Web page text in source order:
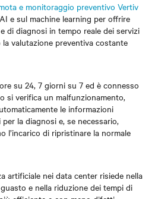
e monitoraggio preventivo Vertiv
e sul machine learning per offrire
di diagnosi in tempo reale dei servizi
valutazione preventiva costante
su 24, 7 giorni su 7 ed è connesso
si verifica un malfunzionamento,
le informazioni
la diagnosi e, se necessario,
l’incarico di ripristinare la normale
artificiale nei data center risiede nella
e nella riduzione dei tempi di